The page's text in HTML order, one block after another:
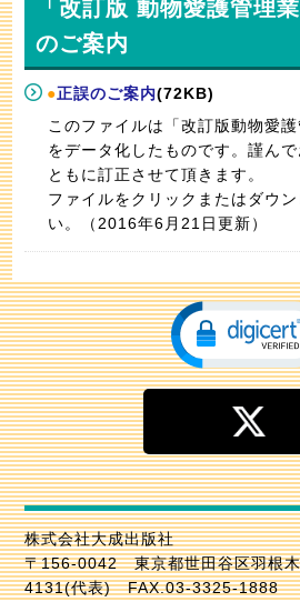
「改訂版 動物愛護管理
のご案内
●正誤のご案内(72KB)
このファイルは「改訂版動物愛
をデータ化したものです。謹ん
ともに訂正させて頂きます。
ファイルをクリックまたはダウ
い。（2016年6月21日更新）
株式会社大成出版社
〒156-0042 東京都世田谷区羽根
4131(代表) FAX.03-3325-1888